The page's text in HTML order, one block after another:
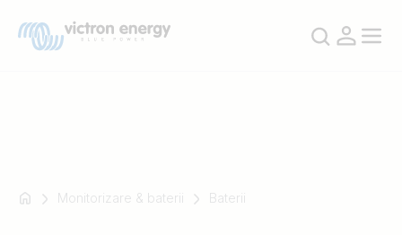
exemplu
exemplu
Monitorizare & baterii Baterii